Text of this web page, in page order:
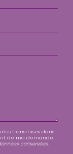
transmises dans
de ma demande.
conservées.